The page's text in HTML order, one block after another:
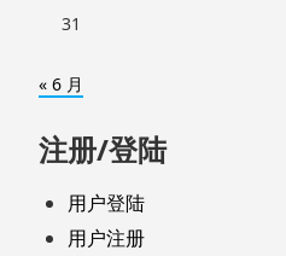
31
« 6 月
注册/登陆
用户登陆
用户注册